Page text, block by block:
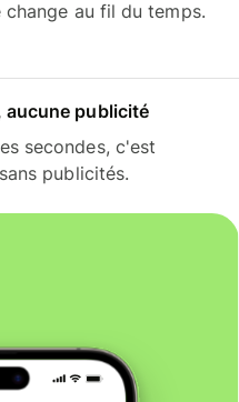
au fil du temps.
publicité
secondes, c'est
publicités.